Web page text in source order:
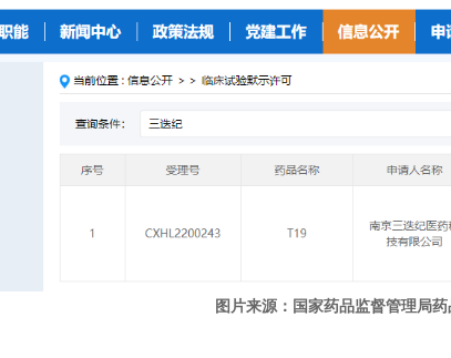
图片来源：国家药品监督管理局